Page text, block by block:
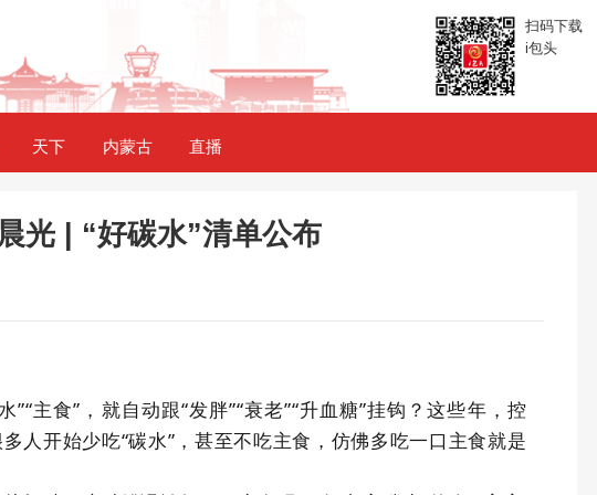
扫码下载
i包头
天下 内蒙古 直播
光 | “好碳水”清单公布
”“主食”，就自动跟“发胖”“衰老”“升血糖”挂钩？这些年，控
人开始少吃“碳水”，甚至不吃主食，仿佛多吃一口主食就是